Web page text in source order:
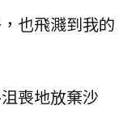
也飛濺到我的
喪地放棄沙